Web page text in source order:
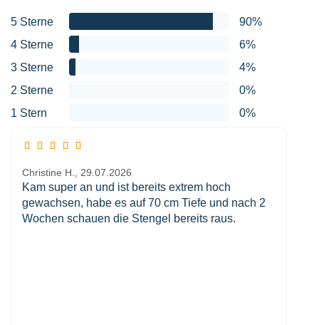
5 Sterne
90%
4 Sterne
6%
3 Sterne
4%
2 Sterne
0%
1 Stern
0%
Christine H., 29.07.2026
Kam super an und ist bereits extrem hoch
gewachsen, habe es auf 70 cm Tiefe und nach 2
Wochen schauen die Stengel bereits raus.